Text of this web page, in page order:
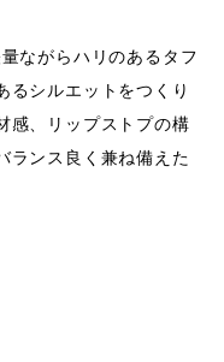
ながらハリのあるタフ
るシルエットをつくり
感、リップストプの構
ランス良く兼ね備えた